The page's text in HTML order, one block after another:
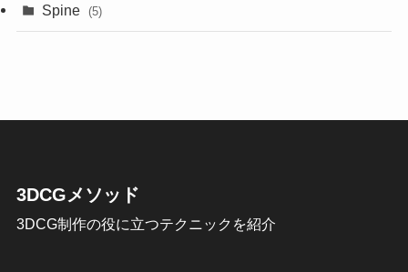
Spine (5)
3DCGメソッド
3DCG制作の役に立つテクニックを紹介